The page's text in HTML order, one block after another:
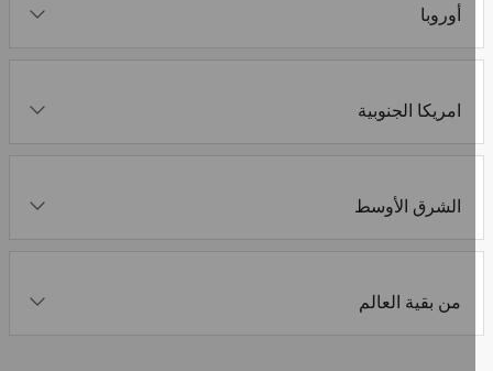
أوروبا
امريكا الجنوبية
الشرق الأوسط
من بقية العالم